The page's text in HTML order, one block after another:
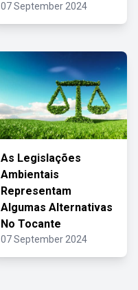
07 September 2024
As Legislações
Ambientais
Representam
Algumas Alternativas
No Tocante
07 September 2024